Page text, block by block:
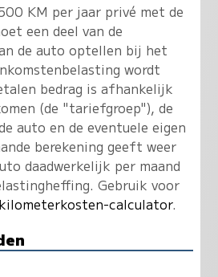
KM per jaar privé met de
een deel van de
de auto optellen bij het
wordt
bedrag is afhankelijk
(de "tariefgroep"), de
auto en de eventuele eigen
berekening geeft weer
daadwerkelijk per maand
Gebruik voor
kilometerkosten-calculator.